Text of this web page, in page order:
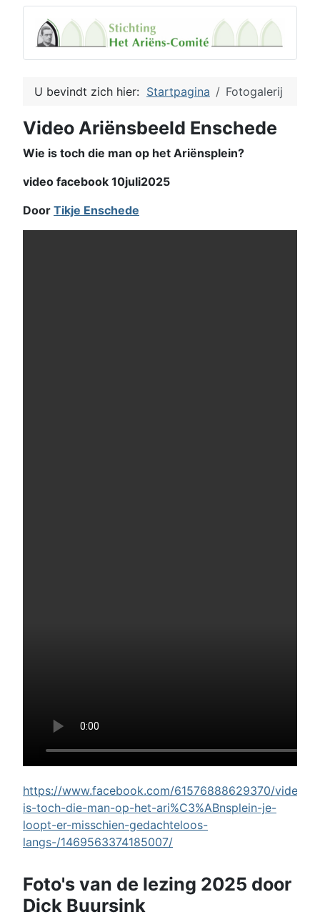
U bevindt zich hier: Startpagina Fotogalerij
Video Ariënsbeeld Enschede
Wie is toch die man op het Ariënsplein?
video facebook 10juli2025
Door Tikje Enschede
https://www.facebook.com/61576888629370/videos/
is-toch-die-man-op-het-ari%C3%ABnsplein-je-
loopt-er-misschien-gedachteloos-
langs-/1469563374185007/
Foto's van de lezing 2025 door
Dick Buursink